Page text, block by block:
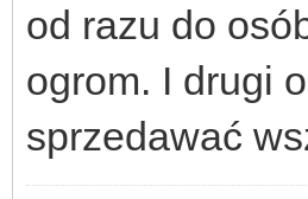
od razu do
ogrom. I drugi
sprzedawać